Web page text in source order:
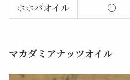
ホホバオイル 〇
マカダミアナッツオイル